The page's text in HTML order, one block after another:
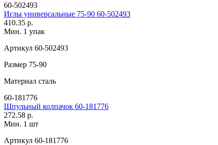
60-502493
Иглы универсальные 75-90 60-502493
410.35 р.
Мин. 1 упак
Артикул 60-502493
Размер 75-90
Материал сталь
60-181776
Шпульный колпачок 60-181776
272.58 р.
Мин. 1 шт
Артикул 60-181776